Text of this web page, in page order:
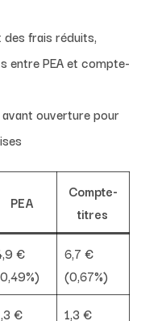
frais réduits,
entre PEA et compte-
avant ouverture pour
PEA
Compte-
titres
€
6,7 €
(0,67%)
€
1,3 €